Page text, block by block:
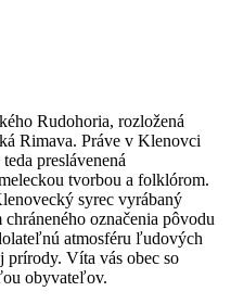
Rudohoria, rozložená
Rimava. Práve v Klenovci
preslávenená
tvorbou a folklórom.
syrec vyrábaný
označenia pôvodu
atmosféru ľudových
prírody. Víta vás obec so
obyvateľov.